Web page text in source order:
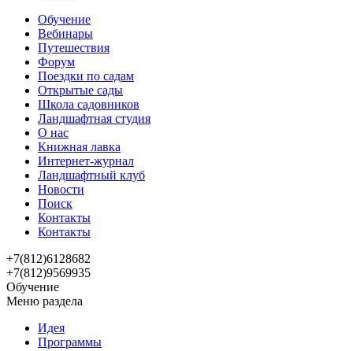
Обучение
Вебинары
Путешествия
Форум
Поездки по садам
Открытые сады
Школа садовников
Ландшафтная студия
О нас
Книжная лавка
Интернет-журнал
Ландшафтный клуб
Новости
Поиск
Контакты
Контакты
+7(812)6128682
+7(812)9569935
Обучение
Меню раздела
Идея
Программы